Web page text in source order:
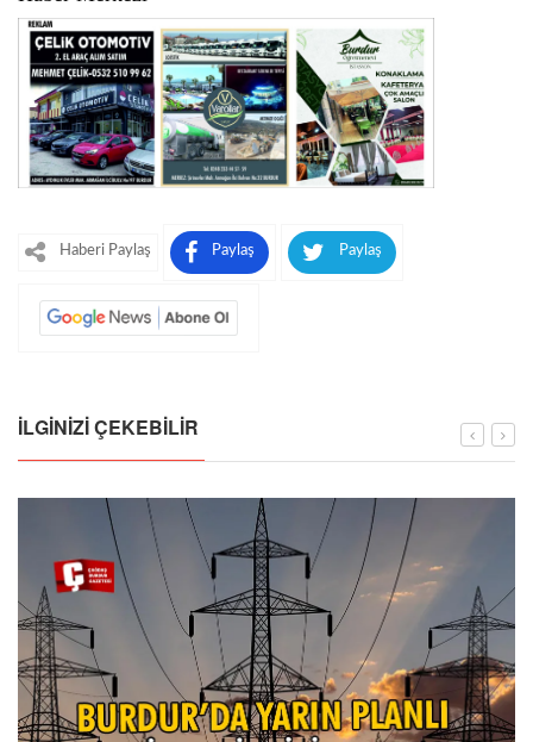
Haberi Paylaş Paylaş Paylaş
İLGINIZI ÇEKEBILIR